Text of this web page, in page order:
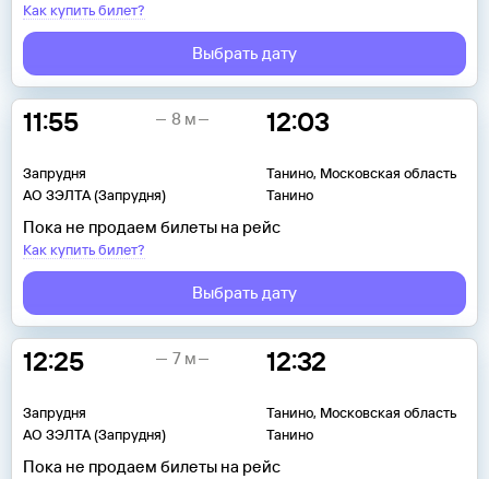
Как купить билет?
Выбрать дату
11:55
Запрудня
АО ЗЭЛТА (Запрудня)
12:03
Танино, Московская область
Танино
8 м
Пока не продаем билеты на рейс
Как купить билет?
Выбрать дату
12:25
Запрудня
АО ЗЭЛТА (Запрудня)
12:32
Танино, Московская область
Танино
7 м
Пока не продаем билеты на рейс